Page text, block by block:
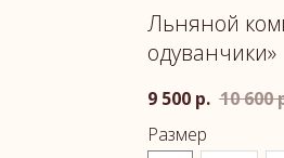
Льняной
одуванчики»
9 500 р. 10 600
Размер